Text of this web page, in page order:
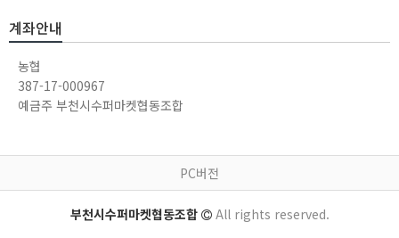
계좌안내
농협
387-17-000967
예금주 부천시수퍼마켓협동조합
PC버전
부천시수퍼마켓협동조합 All rights reserved.